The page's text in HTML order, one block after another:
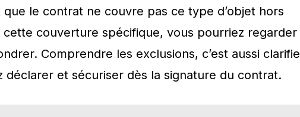
le contrat ne couvre pas ce type d’objet hors
cette couverture spécifique, vous pourriez regarder
Comprendre les exclusions, c’est aussi
déclarer et sécuriser dès la signature du contrat.